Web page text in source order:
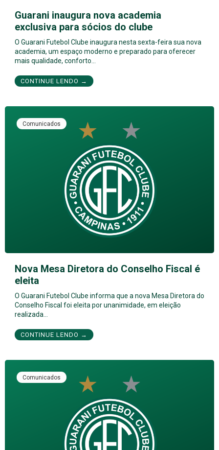
Guarani inaugura nova academia
exclusiva para sócios do clube
O Guarani Futebol Clube inaugura nesta sexta-feira sua nova
academia, um espaço moderno e preparado para oferecer
mais qualidade, conforto…
CONTINUE LENDO →
Comunicados
Nova Mesa Diretora do Conselho Fiscal é
eleita
O Guarani Futebol Clube informa que a nova Mesa Diretora do
Conselho Fiscal foi eleita por unanimidade, em eleição
realizada…
CONTINUE LENDO →
Comunicados